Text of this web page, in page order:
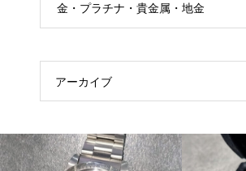
金・プラチナ・貴金属・地金
アーカイブ